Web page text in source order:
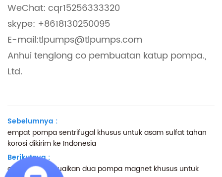
WeChat: cqr15256333320
skype: +8618130250095
E-mail:tlpumps@tlpumps.com
Anhui tenglong co pembuatan katup pompa.,
Ltd.
Sebelumnya :
empat pompa sentrifugal khusus untuk asam sulfat tahan
korosi dikirim ke Indonesia
Berikutnya :
oman menyesuaikan dua pompa magnet khusus untuk